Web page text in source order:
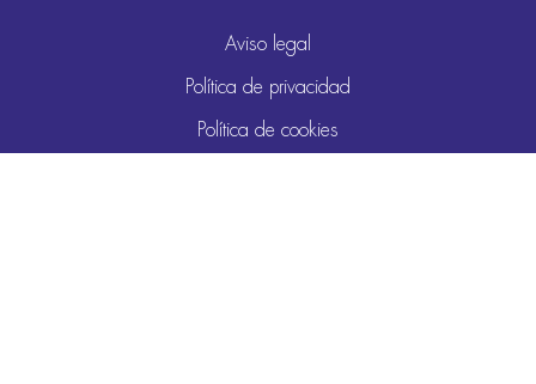
Aviso legal
Política de privacidad
Política de cookies